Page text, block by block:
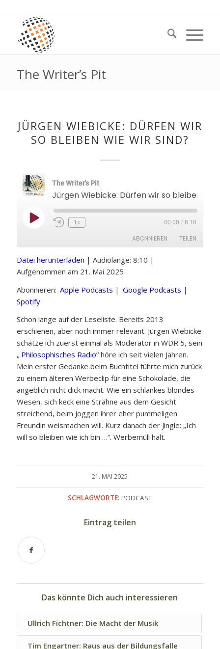
The Writer’s Pit
JÜRGEN WIEBICKE: DÜRFEN WIR
SO BLEIBEN WIE WIR SIND?
The Writer's Pit
Play
Episode
1x 00:00 / 8:10
ABONNIEREN TEILEN
RSS FEED
TEILEN
LINK
EMBED
Datei herunterladen | Audiolänge: 8:10 |
Aufgenommen am 21. Mai 2025
Abonnieren: Apple Podcasts | Google Podcasts |
Spotify
Schon lange auf der Leseliste. Bereits 2013
erschienen, aber noch immer relevant. Jürgen Wiebicke
schätze ich zuerst einmal als Moderator in WDR 5, sein
„ Philosophisches Radio“höre ich seit vielen Jahren.
Mein erster Gedanke beim Buchtitel führte mich zurück
zu einem älteren Werbeclip für eine Schokolade, die
angeblich nicht dick macht. Wie ein schlankes blondes
Wesen, sich keck eine Strähne aus dem Gesicht
streichend, beim Joggen ihrer eher pummeligen
Freundin weismachen will. Kurz danach der Jingle: „Ich
will so bleiben wie ich bin …“. Werbemüll halt.
21. MAI 2025
SCHLAGWORTE: PODCAST
Eintrag teilen
Das könnte Dich auch interessieren
Ullrich Fichtner: Die Macht der Musik
Tim Engartner: Raus aus der Bildungsfalle